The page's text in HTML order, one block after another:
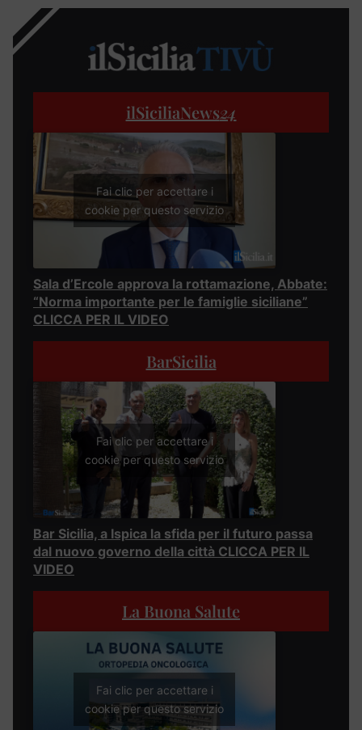
ilSiciliaNews24
Fai clic per accettare i
cookie per questo servizio
Sala d’Ercole approva la rottamazione, Abbate:
“Norma importante per le famiglie siciliane”
CLICCA PER IL VIDEO
BarSicilia
Fai clic per accettare i
cookie per questo servizio
Bar Sicilia, a Ispica la sfida per il futuro passa
dal nuovo governo della città CLICCA PER IL
VIDEO
La Buona Salute
Fai clic per accettare i
cookie per questo servizio